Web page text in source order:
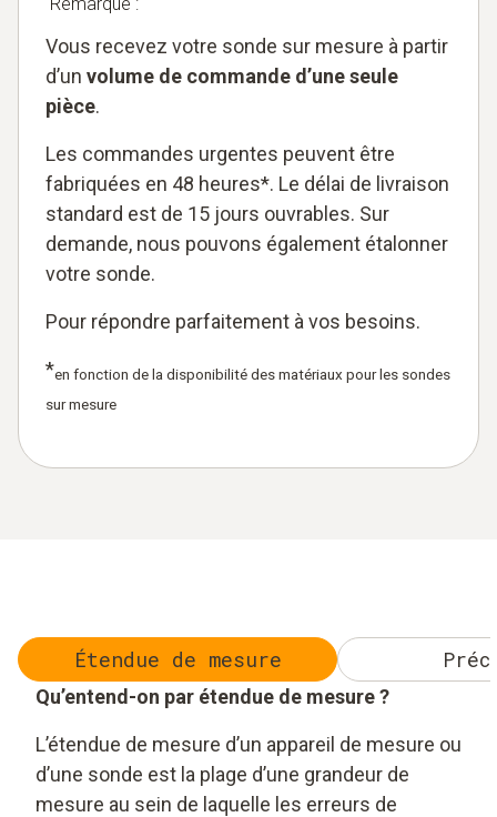
Vous recevez votre sonde sur mesure à partir
d’un volume de commande d’une seule
pièce.
Les commandes urgentes peuvent être
fabriquées en 48 heures*. Le délai de livraison
standard est de 15 jours ouvrables. Sur
demande, nous pouvons également étalonner
votre sonde.
Pour répondre parfaitement à vos besoins.
*en fonction de la disponibilité des matériaux pour les sondes
sur mesure
Étendue de mesure
Qu’entend-on par étendue de mesure ?
L’étendue de mesure d’un appareil de mesure ou
d’une sonde est la plage d’une grandeur de
mesure au sein de laquelle les erreurs de